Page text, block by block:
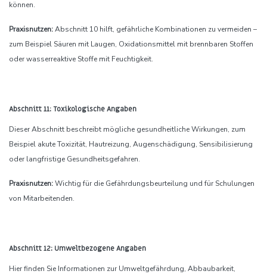
können.
Praxisnutzen:Abschnitt 10 hilft, gefährliche Kombinationen zu vermeiden –
zum Beispiel Säuren mit Laugen, Oxidationsmittel mit brennbaren Stoffen
oder wasserreaktive Stoffe mit Feuchtigkeit.
Abschnitt 11: Toxikologische Angaben
Dieser Abschnitt beschreibt mögliche gesundheitliche Wirkungen, zum
Beispiel akute Toxizität, Hautreizung, Augenschädigung, Sensibilisierung
oder langfristige Gesundheitsgefahren.
Praxisnutzen:Wichtig für die Gefährdungsbeurteilung und für Schulungen
von Mitarbeitenden.
Abschnitt 12: Umweltbezogene Angaben
Hier finden Sie Informationen zur Umweltgefährdung, Abbaubarkeit,